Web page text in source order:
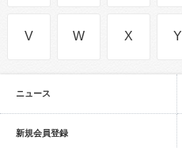
V W X Y
ニュース
新規会員登録